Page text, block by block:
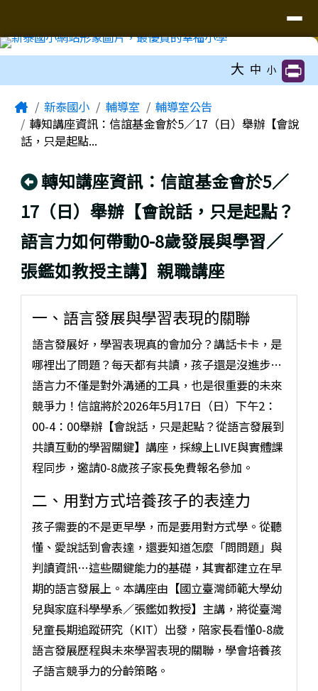
大 中 小
Home新泰國小 輔導室
輔導室公告
轉知講座資訊：信誼基金會於5／17（日）舉辦【會說
話，只是起點...
回上頁
轉知講座資訊：信誼基金會於5／
17（日）舉辦【會說話，只是起點？
語言力如何帶動0-8歲發展與學習／
張鑑如教授主講】親職講座
一、語言發展與學習表現的關聯
語言發展好，學習表現真的會加分？講話卡卡，是
哪裡出了問題？每天都有共讀，孩子還是沒進步…
語言力不僅是對外溝通的工具，也是很重要的未來
競爭力！信誼將於2026年5月17日（日）下午2：
00-4：00舉辦【會說話，只是起點？從語言發展到
共讀互動的學習關鍵】講座，採線上LIVE與實體課
程同步，邀請0-8歲孩子家長免費報名參加。
二、用對方式培養孩子的表達力
孩子需要的不是更早學，而是要用對方式學。從聽
懂、愛說話到會表達，還要知道怎麼「問問題」與
判讀資訊…這些關鍵能力的基礎，其實都建立在早
期的語言發展上。本講座由【國立臺灣師範大學幼
兒與家庭科學學系／張鑑如教授】主講，將從臺灣
兒童長期追蹤研究（KIT）出發，陪家長看懂0-8歲
語言發展歷程與未來學習表現的關聯，學會培養孩
子語言競爭力的分齡策略。